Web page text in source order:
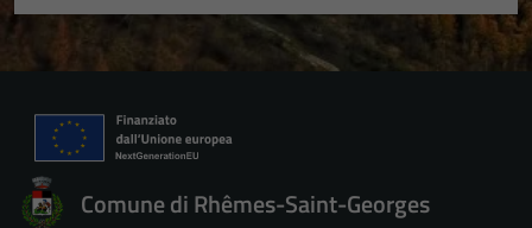
Comune di Rhêmes-Saint-Georges